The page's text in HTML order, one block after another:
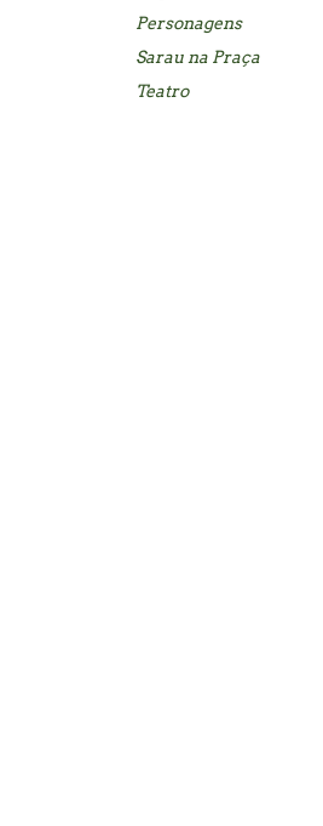
Personagens
Sarau na Praça
Teatro